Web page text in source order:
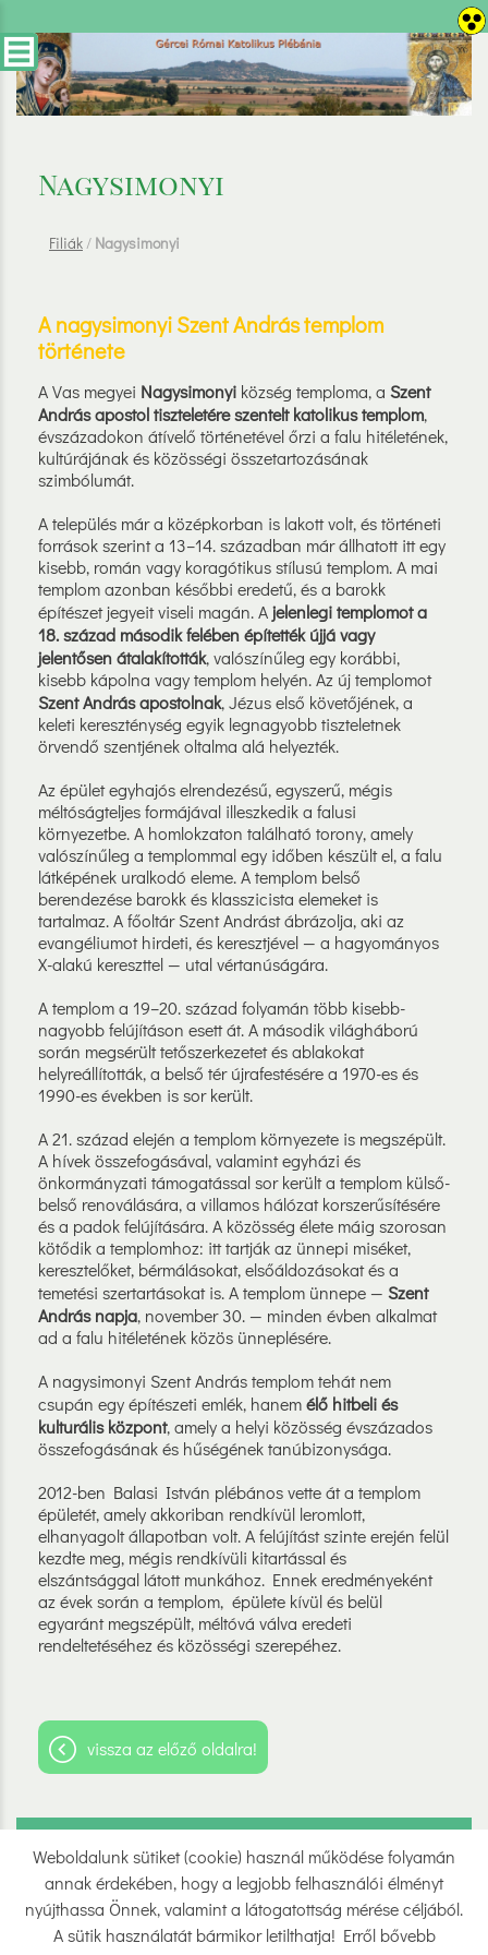
Nagysimonyi
Filiák / Nagysimonyi
A nagysimonyi Szent András templom
története
A Vas megyei Nagysimonyi község temploma, a Szent
András apostol tiszteletére szentelt katolikus templom,
évszázadokon átívelő történetével őrzi a falu hitéletének,
kultúrájának és közösségi összetartozásának
szimbólumát.
A település már a középkorban is lakott volt, és történeti
források szerint a 13–14. században már állhatott itt egy
kisebb, román vagy koragótikus stílusú templom. A mai
templom azonban későbbi eredetű, és a barokk
építészet jegyeit viseli magán. Ajelenlegi templomot a
18. század második felében építették újjá vagy
jelentősen átalakították, valószínűleg egy korábbi,
kisebb kápolna vagy templom helyén. Az új templomot
Szent András apostolnak, Jézus első követőjének, a
keleti kereszténység egyik legnagyobb tiszteletnek
örvendő szentjének oltalma alá helyezték.
Az épület egyhajós elrendezésű, egyszerű, mégis
méltóságteljes formájával illeszkedik a falusi
környezetbe. A homlokzaton található torony, amely
valószínűleg a templommal egy időben készült el, a falu
látképének uralkodó eleme. A templom belső
berendezése barokk és klasszicista elemeket is
tartalmaz. A főoltár Szent Andrást ábrázolja, aki az
evangéliumot hirdeti, és keresztjével — a hagyományos
X-alakú kereszttel — utal vértanúságára.
A templom a 19–20. század folyamán több kisebb-
nagyobb felújításon esett át. A második világháború
során megsérült tetőszerkezetet és ablakokat
helyreállították, a belső tér újrafestésére a 1970-es és
1990-es években is sor került.
A 21. század elején a templom környezete is megszépült.
A hívek összefogásával, valamint egyházi és
önkormányzati támogatással sor került a templom külső-
belső renoválására, a villamos hálózat korszerűsítésére
és a padok felújítására. A közösség élete máig szorosan
kötődik a templomhoz: itt tartják az ünnepi miséket,
keresztelőket, bérmálásokat, elsőáldozásokat és a
temetési szertartásokat is. A templom ünnepe — Szent
András napja, november 30. — minden évben alkalmat
ad a falu hitéletének közös ünneplésére.
A nagysimonyi Szent András templom tehát nem
csupán egy építészeti emlék, hanemélő hitbeli és
kulturális központ, amely a helyi közösség évszázados
összefogásának és hűségének tanúbizonysága.
2012-ben Balasi István plébános vette át a templom
épületét, amely akkoriban rendkívül leromlott,
elhanyagolt állapotban volt. A felújítást szinte erején felül
kezdte meg, mégis rendkívüli kitartással és
elszántsággal látott munkához. Ennek eredményeként
az évek során a templom, épülete kívül és belül
egyaránt megszépült, méltóvá válva eredeti
rendeltetéséhez és közösségi szerepéhez.
vissza az előző oldalra!
Oldal információk
Adatkezelési tájékoztató
Impresszum
Sütik kezelése
Akadálymentesítési nyilatkozat
Weboldalunk sütiket (cookie) használ működése folyamán
annak érdekében, hogy a legjobb felhasználói élményt
nyújthassa Önnek, valamint a látogatottság mérése céljából.
A sütik használatát bármikor letilthatja! Erről bővebb